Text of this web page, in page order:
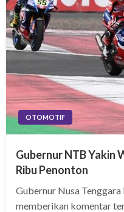
OTOMOTIF
Gubernur NTB Yakin
Ribu Penonton
Gubernur Nusa
memberikan komentar